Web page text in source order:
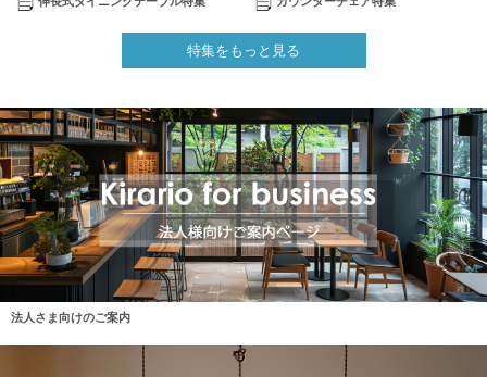
特集をもっと見る
法人さま向けのご案内